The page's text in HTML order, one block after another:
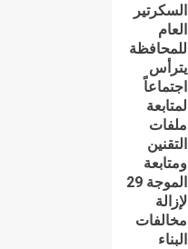
السكرتير
العام
للمحافظة
يترأس
اجتماعاً
لمتابعة
ملفات
التقنين
ومتابعة
الموجة 29
لإزالة
مخالفات
البناء